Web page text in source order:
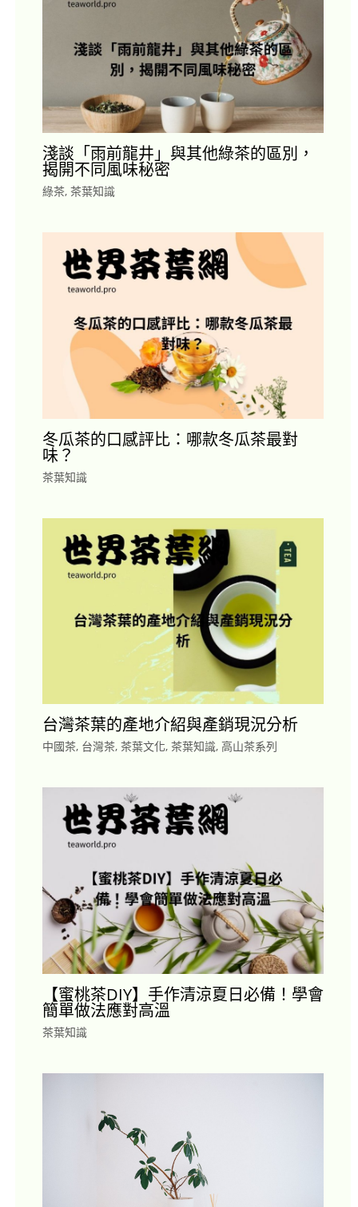
淺談「雨前龍井」與其他綠茶的區別，
揭開不同風味秘密
綠茶, 茶葉知識
冬瓜茶的口感評比：哪款冬瓜茶最對
味？
茶葉知識
台灣茶葉的產地介紹與產銷現況分析
中國茶, 台灣茶, 茶葉文化, 茶葉知識, 高山茶系列
【蜜桃茶DIY】手作清涼夏日必備！學會
簡單做法應對高溫
茶葉知識